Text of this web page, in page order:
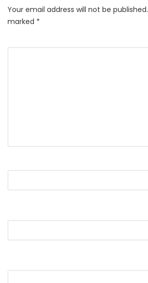
Your email address will not be published.
marked *